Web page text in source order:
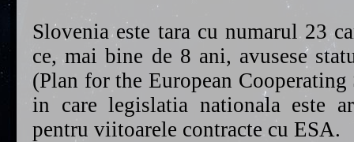
Slovenia este tara cu numarul 23
ce, mai bine de 8 ani, avusese
(Plan for the European
in care legislatia nationala este
pentru viitoarele contracte cu ESA.